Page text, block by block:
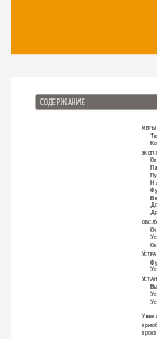
СОДЕРЖАНИ Е
МЕРЫ
Т
УСТ
УСТ